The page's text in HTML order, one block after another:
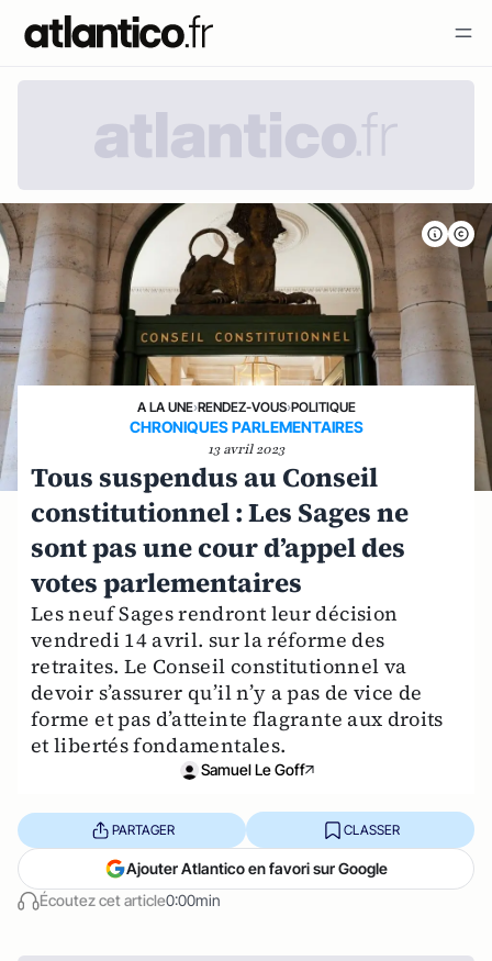
A LA UNE›RENDEZ-VOUS›POLITIQUE
CHRONIQUES PARLEMENTAIRES
13 avril 2023
Tous suspendus au Conseil
constitutionnel : Les Sages ne
sont pas une cour d’appel des
votes parlementaires
Les neuf Sages rendront leur décision
vendredi 14 avril. sur la réforme des
retraites. Le Conseil constitutionnel va
devoir s’assurer qu’il n’y a pas de vice de
forme et pas d’atteinte flagrante aux droits
et libertés fondamentales.
Samuel Le Goff
Écoutez cet article0:00min
PARTAGER CLASSER
Ajouter Atlantico en favori sur Google